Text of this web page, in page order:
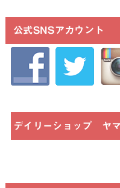
公式SNSアカウント
デイリーショップ ヤ